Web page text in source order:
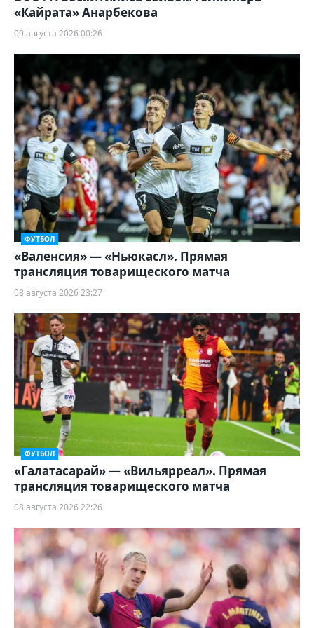
«Кайрата» Анарбекова
09 августа 2026 00:26
ФУТБОЛ
«Валенсия» — «Ньюкасл». Прямая
трансляция товарищеского матча
08 августа 2026 23:27
ФУТБОЛ
«Галатасарай» — «Вильярреал». Прямая
трансляция товарищеского матча
08 августа 2026 22:26